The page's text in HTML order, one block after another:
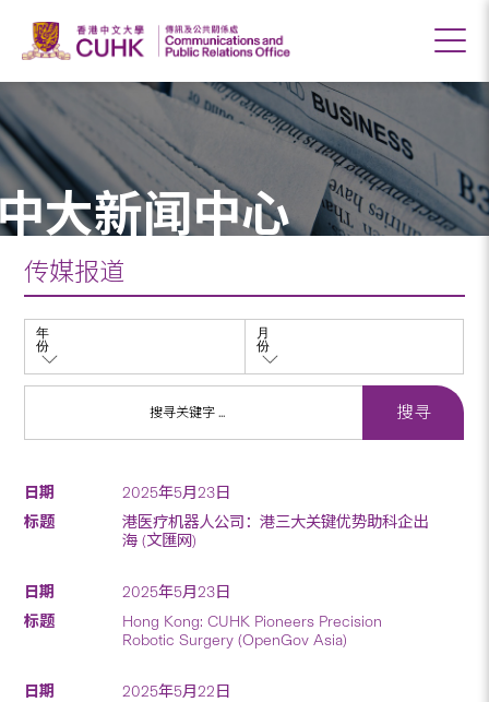
大新闻中心
传媒报道
年
份
月
份
2025年5月23日
港医疗机器人公司：港三大关键优势助科企出
海 (文匯网)
2025年5月23日
Hong Kong: CUHK Pioneers Precision
Robotic Surgery (OpenGov Asia)
2025年5月22日